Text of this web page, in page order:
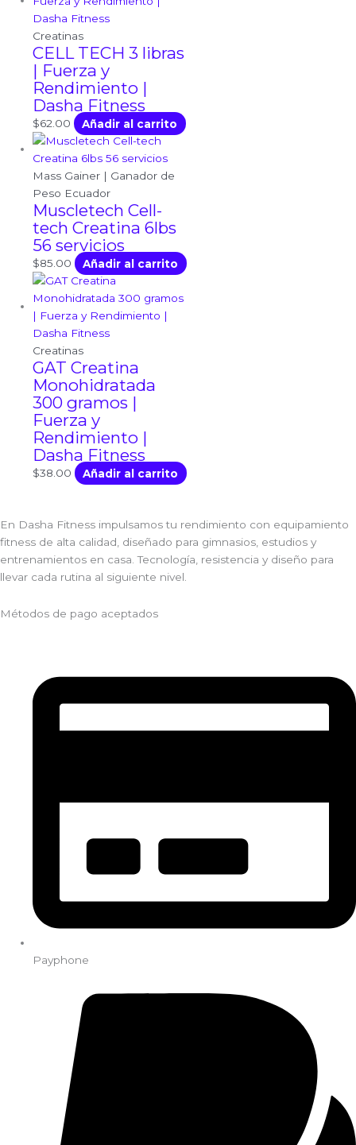
Creatinas
CELL TECH 3 libras
| Fuerza y
Rendimiento |
Dasha Fitness
$62.00 Añadir al carrito
Mass Gainer | Ganador de
Peso Ecuador
Muscletech Cell-
tech Creatina 6lbs
56 servicios
$85.00 Añadir al carrito
Creatinas
GAT Creatina
Monohidratada
300 gramos |
Fuerza y
Rendimiento |
Dasha Fitness
$38.00 Añadir al carrito
En Dasha Fitness impulsamos tu rendimiento con equipamiento
fitness de alta calidad, diseñado para gimnasios, estudios y
entrenamientos en casa. Tecnología, resistencia y diseño para
llevar cada rutina al siguiente nivel.
Métodos de pago aceptados
Payphone